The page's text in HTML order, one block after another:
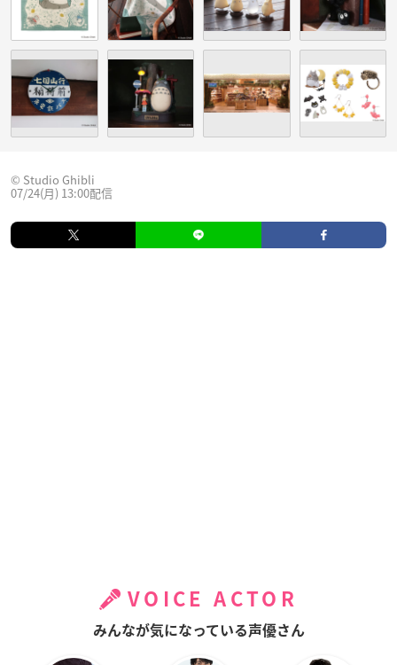
© Studio Ghibli
07/24(月) 13:00配信
VOICE ACTOR
みんなが気になっている声優さん